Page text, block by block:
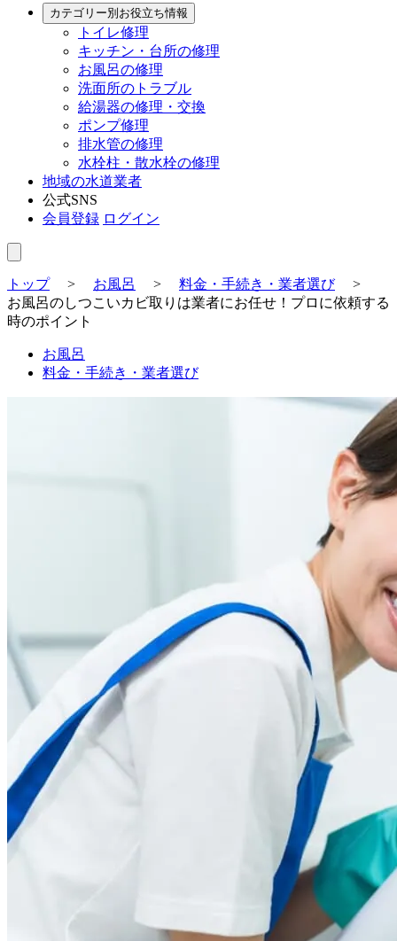
カテゴリー別お役立ち情報
トイレ修理
キッチン・台所の修理
お風呂の修理
洗面所のトラブル
給湯器の修理・交換
ポンプ修理
排水管の修理
水栓柱・散水栓の修理
地域の水道業者
公式SNS
会員登録 ログイン
トップ> お風呂 > 料金・手続き・業者選び>
お風呂のしつこいカビ取りは業者にお任せ！プロに依頼する
時のポイント
お風呂
料金・手続き・業者選び